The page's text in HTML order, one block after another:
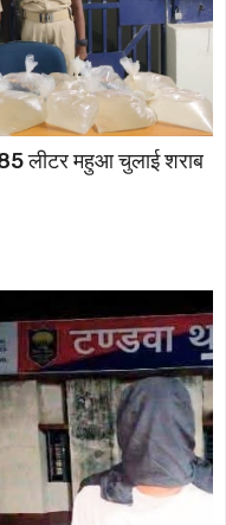
85 लीटर महुआ चुलाई शराब